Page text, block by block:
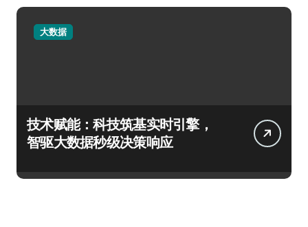
大数据
技术赋能：科技筑基实时引擎，
智驱大数据秒级决策响应